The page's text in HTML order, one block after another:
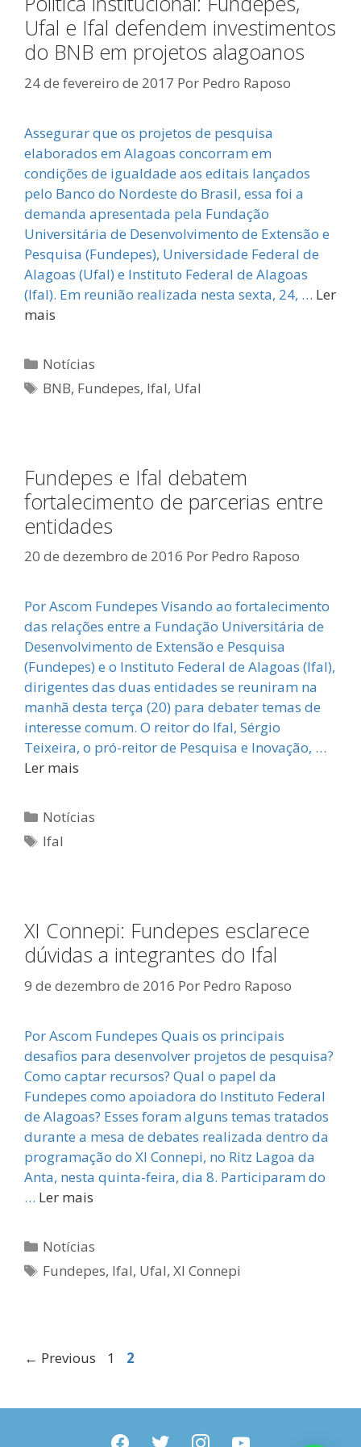
Ufal e Ifal defendem investimentos
do BNB em projetos alagoanos
24 de fevereiro de 2017 Por Pedro Raposo
Assegurar que os projetos de pesquisa
elaborados em Alagoas concorram em
condições de igualdade aos editais lançados
pelo Banco do Nordeste do Brasil, essa foi a
demanda apresentada pela Fundação
Universitária de Desenvolvimento de Extensão e
Pesquisa (Fundepes), Universidade Federal de
Alagoas (Ufal) e Instituto Federal de Alagoas
(Ifal). Em reunião realizada nesta sexta, 24, … Ler
mais
Categorias
Notícias
Tags
BNB, Fundepes, Ifal, Ufal
Fundepes e Ifal debatem
fortalecimento de parcerias entre
entidades
20 de dezembro de 2016 Por Pedro Raposo
Por Ascom Fundepes Visando ao fortalecimento
das relações entre a Fundação Universitária de
Desenvolvimento de Extensão e Pesquisa
(Fundepes) e o Instituto Federal de Alagoas (Ifal),
dirigentes das duas entidades se reuniram na
manhã desta terça (20) para debater temas de
interesse comum. O reitor do Ifal, Sérgio
Teixeira, o pró-reitor de Pesquisa e Inovação, …
Ler mais
Categorias
Notícias
Tags
Ifal
XI Connepi: Fundepes esclarece
dúvidas a integrantes do Ifal
9 de dezembro de 2016 Por Pedro Raposo
Por Ascom Fundepes Quais os principais
desafios para desenvolver projetos de pesquisa?
Como captar recursos? Qual o papel da
Fundepes como apoiadora do Instituto Federal
de Alagoas? Esses foram alguns temas tratados
durante a mesa de debates realizada dentro da
programação do XI Connepi, no Ritz Lagoa da
Anta, nesta quinta-feira, dia 8. Participaram do
… Ler mais
Categorias
Notícias
Tags
Fundepes, Ifal, Ufal,XI Connepi
← Previous Page
1 Page
2
facebooktwitter instagramyoutube